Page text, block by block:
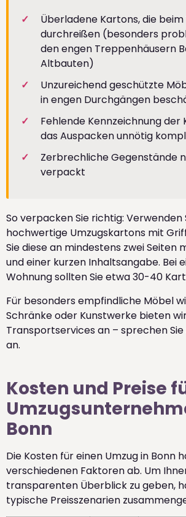
Überladene Kartons, die
durchreißen (besonders
den engen Treppenhäusern
Altbauten)
Unzureichend geschützte
in engen Durchgängen
Fehlende Kennzeichnung der
das Auspacken unnötig
Zerbrechliche Gegenstände
verpackt
So verpacken Sie richtig: Verwenden
hochwertige Umzugskartons mit
Sie diese an mindestens zwei Seiten
und einer kurzen Inhaltsangabe. Bei
Wohnung sollten Sie etwa 30-40
Für besonders empfindliche Möbel
Schränke oder Kunstwerke bieten
Transportservices an – sprechen
an.
Kosten und Preise
Bonn
Die Kosten für einen Umzug in Bonn
verschiedenen Faktoren ab. Um
transparenten Überblick zu geben,
typische Preisszenarien